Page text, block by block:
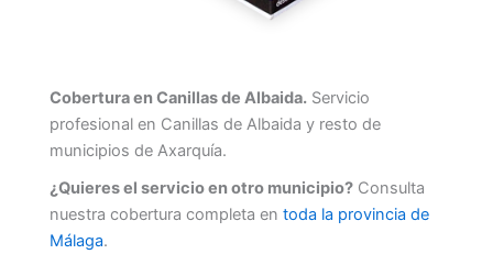
Cobertura en Canillas de Albaida. Servicio
profesional en Canillas de Albaida y resto de
municipios de Axarquía.
¿Quieres el servicio en otro municipio? Consulta
nuestra cobertura completa en toda la provincia de
Málaga.